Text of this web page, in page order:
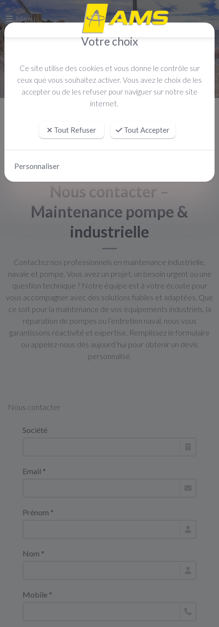
Menu
Nous contacter –
Maintenance pompe &
industrielle
Contactez nos professionnels en maintenance industrielle,
navale et pompe. Vous avez un projet, un besoin urgent ou une
question technique ? Notre équipe est à votre écoute pour
vous accompagner avec des solutions fiables et adaptées. Que
ce soit pour la maintenance de vos équipements industriels, la
réparation de pompes ou l’entretien naval, nous vous
garantissons réactivité et expertise. Remplissez le formulaire
ou appelez-nous dès aujourd’hui pour obtenir un devis
personnalisé.
Nous contacter
Société
Email *
Prénom *
Nom *
Mobile *
Votre choix
Ce site utilise des cookies et vous donne le contrôle sur
ceux que vous souhaitez activer. Vous avez le choix de les
accepter ou de les refuser pour naviguer sur notre site
internet.
Tout Refuser Tout Accepter
Personnaliser